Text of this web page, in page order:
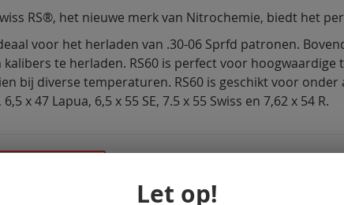
RS®, het nieuwe merk van Nitrochemie, biedt het
voor het herladen van .30-06 Sprfd patronen.
kalibers te herladen. RS60 is perfect voor
bij diverse temperaturen. RS60 is geschikt voor onder
x 47 Lapua, 6,5 x 55 SE, 7.5 x 55 Swiss en 7,62 x 54 R.
Let op!